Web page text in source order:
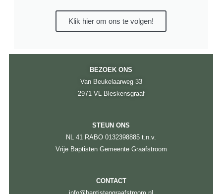
Klik hier om ons te volgen!
BEZOEK ONS
Van Beukelaarweg 33
2971 VL Bleskensgraaf
STEUN ONS
NL 41 RABO 0132398885 t.n.v.
Vrije Baptisten Gemeente Graafstroom
CONTACT